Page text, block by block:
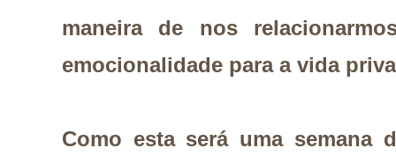
maneira de nos
emocionalidade para a vida
Como esta será uma semana